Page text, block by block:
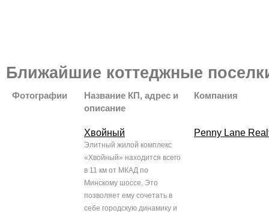
Ближайшие коттеджные
Фотографии
Название КП, адрес и
описание
Компания
Хвойный
Элитный жилой комплекс
«Хвойный» находится всего
в 11 км от МКАД по
Минскому шоссе. Это
позволяет ему сочетать в
себе городскую динамику и
Penny Lane